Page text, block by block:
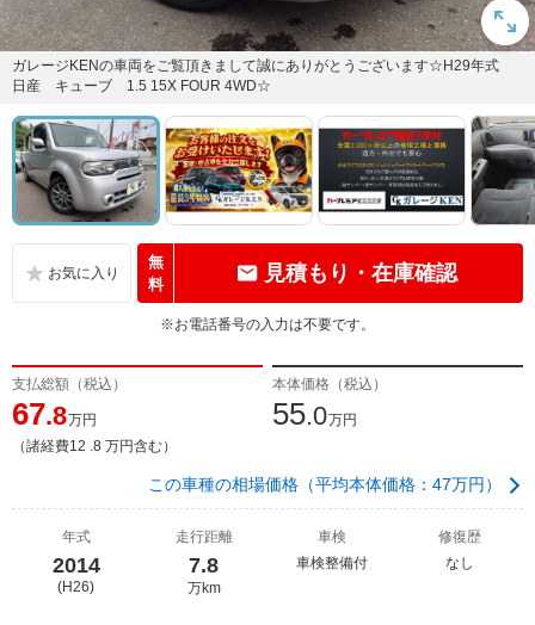
ガレージKENの車両をご覧頂きまして誠にありがとうございます☆H29年式
日産 キューブ 1.5 15X FOUR 4WD☆
無
料
見積もり・在庫確認
※お電話番号の入力は不要です。
支払総額（税込）
67.8万円
（諸経費12 .8 万円含む）
本体価格（税込）
55.0万円
この車種の相場価格（平均本体価格：47万円）
年式
2014
(H26)
走行距離
7.8
万km
車検
車検整備付
修復歴
なし